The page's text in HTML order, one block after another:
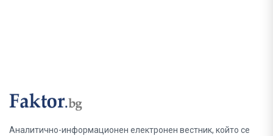
Аналитично-информационен електронен вестник, който се